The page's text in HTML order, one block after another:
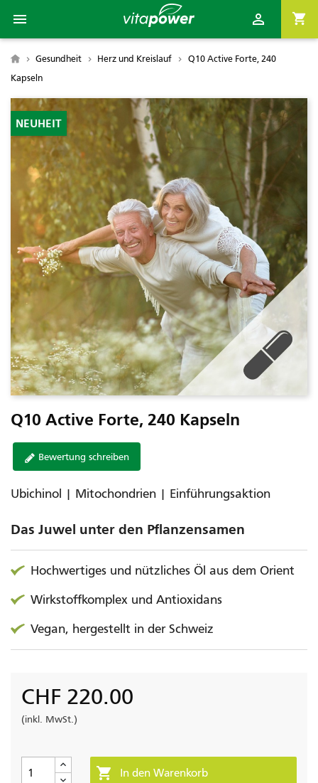
 shopping_cart

Gesundheit Herz und Kreislauf
Q10 Active Forte, 240
Kapseln
NEUHEIT
Q10 Active Forte, 240 Kapseln
Bewertung schreiben
Ubichinol | Mitochondrien | Einführungsaktion
Das Juwel unter den Pflanzensamen
Hochwertiges und nützliches Öl aus dem Orient
Wirkstoffkomplex und Antioxidans
Vegan, hergestellt in der Schweiz
CHF 220.00
(inkl. MwSt.)
 In den Warenkorb